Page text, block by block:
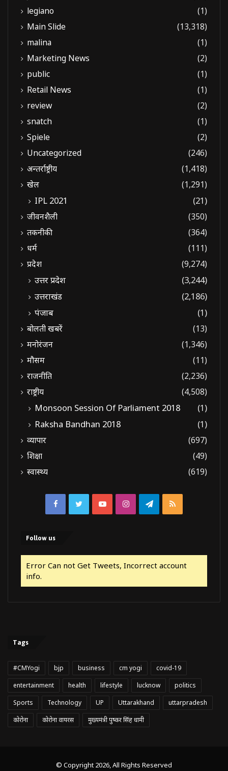
legiano
(1)
Main Slide
(13,318)
malina
(1)
Marketing News
(2)
public
(1)
Retail News
(1)
review
(2)
snatch
(1)
Spiele
(2)
Uncategorized
(246)
अन्तर्राष्ट्रीय
(1,418)
खेल
(1,291)
IPL 2021 (21)
जीवनशैली
(350)
तकनीकी
(364)
धर्म
(111)
प्रदेश
(9,274)
उत्तर प्रदेश
(3,244)
उत्तराखंड
(2,186)
पंजाब
(1)
बोलती खबरें
(13)
मनोरंजन
(1,346)
मौसम
(11)
राजनीति
(2,236)
राष्ट्रीय
(4,508)
Monsoon Session Of Parliament 2018
(1)
Raksha Bandhan 2018
(1)
व्यापार
(697)
शिक्षा
(49)
स्वास्थ्य
(619)
FacebookTwitterYouTubeInstagramTelegram
RSS
Follow us
Error Can not Get Tweets, Incorrect account
info.
Tags
#CMYogi bjp business cm yogi
covid-19
entertainment
health lifestyle lucknow
politics
Sports
Technology UP Uttarakhand
uttarpradesh
कोरोना
कोरोना वायरस मुख्यमंत्री पुष्कर सिंह धामी
© Copyright 2026, All Rights Reserved